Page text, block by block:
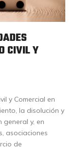
CIVIL Y
y Comercial en
la disolución y
general y, en
asociaciones
de